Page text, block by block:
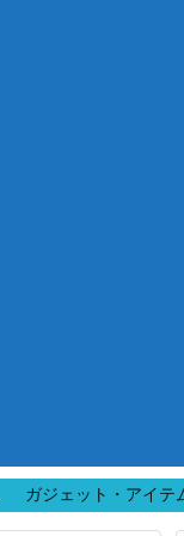
ガジェット・アイテ